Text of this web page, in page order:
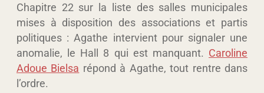
Chapitre 22 sur la liste des salles municipales
mises à disposition des associations et partis
politiques : Agathe intervient pour signaler une
anomalie, le Hall 8 qui est manquant. Caroline
Adoue Bielsa répond à Agathe, tout rentre dans
l’ordre.